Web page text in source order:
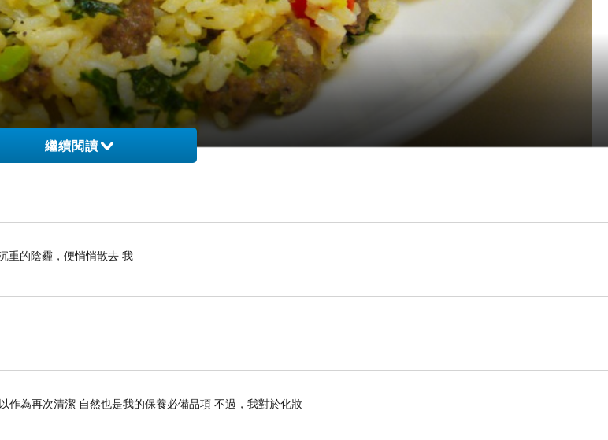
繼續閱讀
重的陰霾，便悄悄散去 我
作為再次清潔 自然也是我的保養必備品項 不過，我對於化妝